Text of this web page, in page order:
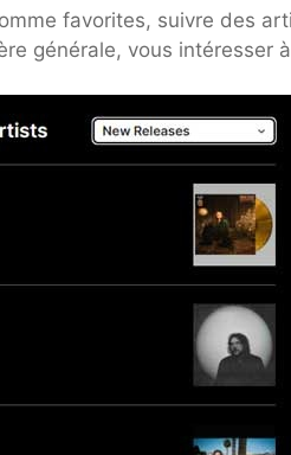
favorites, suivre des
générale, vous intéresser